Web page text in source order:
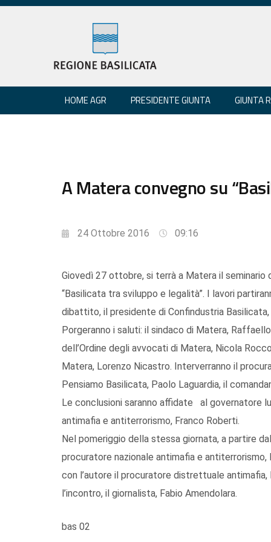
HOME AGR PRESIDENTE GIUNTA GIUNTA
A Matera convegno su
24 Ottobre 2016 09:16
Giovedì 27 ottobre, si terrà a Matera il
“Basilicata tra sviluppo e legalità”. I lavori
dibattito, il presidente di Confindustria Basilicata,
Porgeranno i saluti: il sindaco di Matera,
dell’Ordine degli avvocati di Matera, Nicola
Matera, Lorenzo Nicastro. Interverranno il
Pensiamo Basilicata, Paolo Laguardia, il
Le conclusioni saranno affidate al governatore
antimafia e antiterrorismo, Franco Roberti.
Nel pomeriggio della stessa giornata, a partire
procuratore nazionale antimafia e antiterrorismo,
con l’autore il procuratore distrettuale antimafia,
l’incontro, il giornalista, Fabio Amendolara.
bas 02